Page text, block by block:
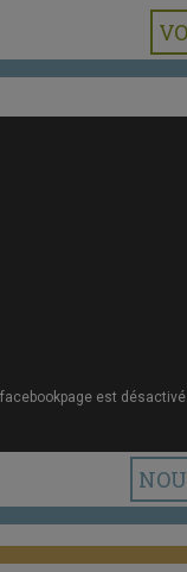
facebookpage est